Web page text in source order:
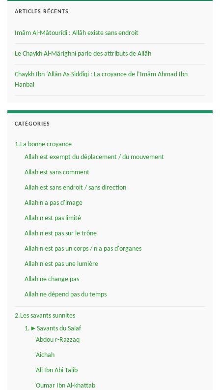
ARTICLES RÉCENTS
Imâm Al-Mâtourîdi : Allâh existe sans endroit
Le Chaykh Al-Mârighni parle des attributs de Allâh
Chaykh Ibn ‘Allân As-Siddîqi : La croyance de l’Imâm Ahmad Ibn
Hanbal
CATÉGORIES
1.La bonne croyance
Allah est exempt du déplacement / du mouvement
Allah est sans comment
Allah est sans endroit / sans direction
Allah n'a pas d'image
Allah n'est pas limité
Allah n'est pas sur le trône
Allah n'est pas un corps / n'a pas d'organes
Allah n'est pas une lumière
Allah ne change pas
Allah ne dépend pas du temps
2.Les savants sunnites
1.►Savants du Salaf
'Abdou r-Razzaq
'Aichah
'Ali Ibn Abi Talib
'Oumar Ibn Al-khattab